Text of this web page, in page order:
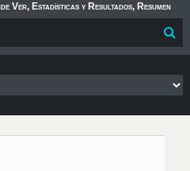
Ver, Estadísticas y Resultados, Resumen